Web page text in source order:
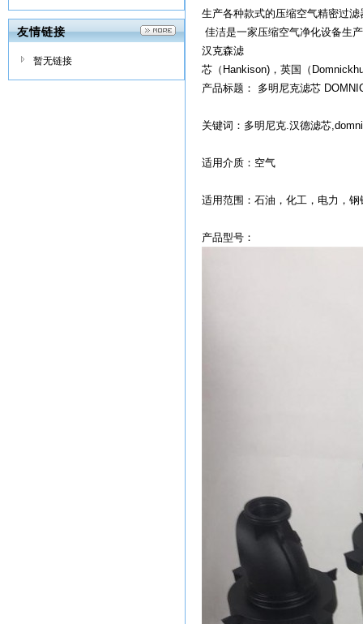
友情链接
暂无链接
生产各种款式的压缩空气精密过滤
佳洁是一家压缩空气净化设备生
汉克森滤
芯（Hankison)，英国（
产品标题： 多明尼克滤芯
关键词：多明尼克.汉德滤芯
适用介质：空气
适用范围：石油，化工，电力，
产品型号：